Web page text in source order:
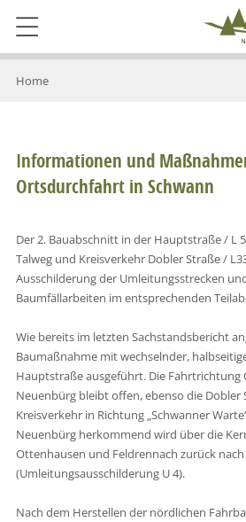
Home
Informationen und
Ortsdurchfahrt in Schwann
Der 2. Bauabschnitt in der Hauptstraße / L
Talweg und Kreisverkehr Dobler Straße /
Ausschilderung der Umleitungsstrecken
Baumfällarbeiten im entsprechenden
Wie bereits im letzten Sachstandsbericht
Baumaßnahme mit wechselnder,
Hauptstraße ausgeführt. Die Fahrtrichtung
Neuenbürg bleibt offen, ebenso die Dobler
Kreisverkehr in Richtung „Schwanner
Neuenbürg herkommend wird über die
Ottenhausen und Feldrennach zurück
(Umleitungsausschilderung U 4).
Nach dem Herstellen der nördlichen